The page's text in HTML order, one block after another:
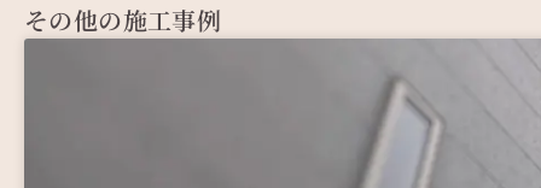
その他の施工事例